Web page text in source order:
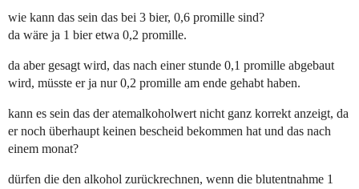
wie kann das sein das bei 3 bier, 0,6 promille sind?
da wäre ja 1 bier etwa 0,2 promille.
da aber gesagt wird, das nach einer stunde 0,1 promille abgebaut
wird, müsste er ja nur 0,2 promille am ende gehabt haben.
kann es sein das der atemalkoholwert nicht ganz korrekt anzeigt, da
er noch überhaupt keinen bescheid bekommen hat und das nach
einem monat?
dürfen die den alkohol zurückrechnen, wenn die blutentnahme 1